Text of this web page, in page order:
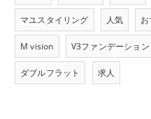
マユスタイリング 人気
M vision V3ファンデーション
ダブルフラット 求人